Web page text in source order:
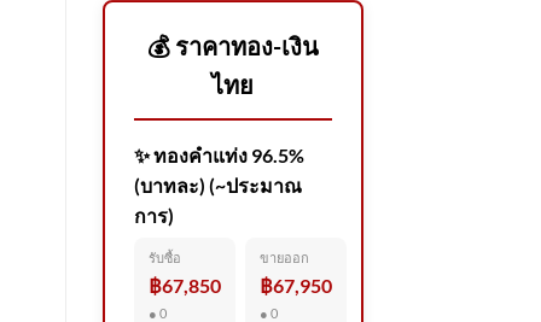
💰 ราคาทอง-เงิน
ไทย
✨ ทองคำแท่ง 96.5%
(บาทละ) (~ประมาณ
การ)
รับซื้อ
฿67,850
● 0
ขายออก
฿67,950
● 0